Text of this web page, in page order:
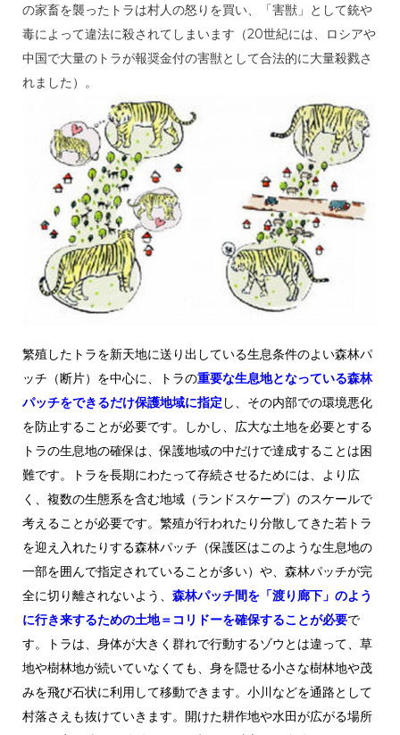
の家畜を襲ったトラは村人の怒りを買い、「害獣」として銃や
毒によって違法に殺されてしまいます（20世紀には、ロシアや
中国で大量のトラが報奨金付の害獣として合法的に大量殺戮さ
れました）。
繁殖したトラを新天地に送り出している生息条件のよい森林パ
ッチ（断片）を中心に、トラの重要な生息地となっている森林
パッチをできるだけ保護地域に指定 し、その内部での環境悪化
を防止することが必要です。しかし、広大な土地を必要とする
トラの生息地の確保は、保護地域の中だけで達成することは困
難です。トラを長期にわたって存続させるためには、より広
く、複数の生態系を含む地域（ランドスケープ）のスケールで
考えることが必要です。繁殖が行われたり分散してきた若トラ
を迎え入れたりする森林パッチ（保護区はこのような生息地の
一部を囲んで指定されていることが多い）や、森林パッチが完
全に切り離されないよう、 森林パッチ間を「渡り廊下」のよう
に行き来するための土地＝コリドーを確保することが必要で
す。トラは、身体が大きく群れで行動するゾウとは違って、草
地や樹林地が続いていなくても、身を隠せる小さな樹林地や茂
みを飛び石状に利用して移動できます。小川などを通路として
村落さえも抜けていきます。開けた耕作地や水田が広がる場所